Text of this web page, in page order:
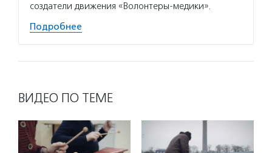
создатели движения «Волонтеры-медики».
Подробнее
ВИДЕО ПО ТЕМЕ